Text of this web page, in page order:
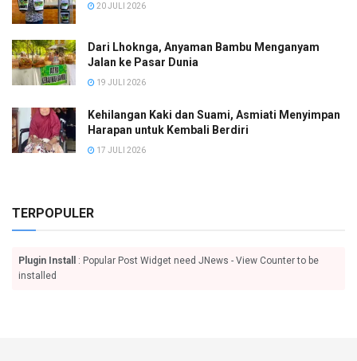
20 JULI 2026
Dari Lhoknga, Anyaman Bambu Menganyam
Jalan ke Pasar Dunia
19 JULI 2026
Kehilangan Kaki dan Suami, Asmiati Menyimpan
Harapan untuk Kembali Berdiri
17 JULI 2026
TERPOPULER
Plugin Install
: Popular Post Widget need JNews - View Counter to be
installed